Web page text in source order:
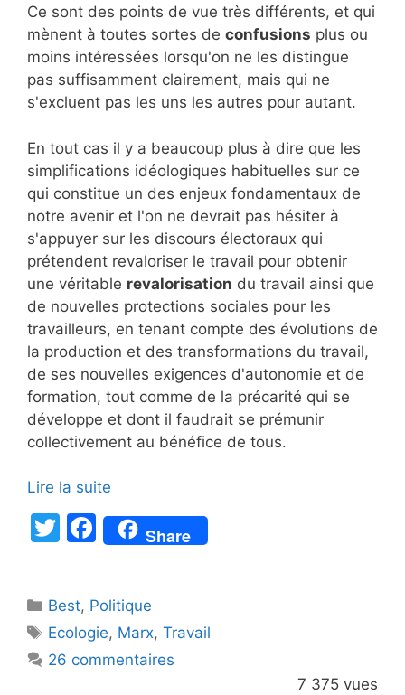
Ce sont des points de vue très différents, et qui
mènent à toutes sortes de confusions plus ou
moins intéressées lorsqu'on ne les distingue
pas suffisamment clairement, mais qui ne
s'excluent pas les uns les autres pour autant.
En tout cas il y a beaucoup plus à dire que les
simplifications idéologiques habituelles sur ce
qui constitue un des enjeux fondamentaux de
notre avenir et l'on ne devrait pas hésiter à
s'appuyer sur les discours électoraux qui
prétendent revaloriser le travail pour obtenir
une véritable revalorisation du travail ainsi que
de nouvelles protections sociales pour les
travailleurs, en tenant compte des évolutions de
la production et des transformations du travail,
de ses nouvelles exigences d'autonomie et de
formation, tout comme de la précarité qui se
développe et dont il faudrait se prémunir
collectivement au bénéfice de tous.
Lire la suite
T
er
F
a
e
b
o
Share
Catégories
Best, Politique
Étiquettes
Ecologie, Marx,Travail
26 commentaires
7 375 vues